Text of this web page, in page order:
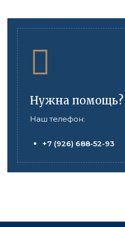
Нужна помощь?
Наш телефон:
+7 (926) 688-52-93